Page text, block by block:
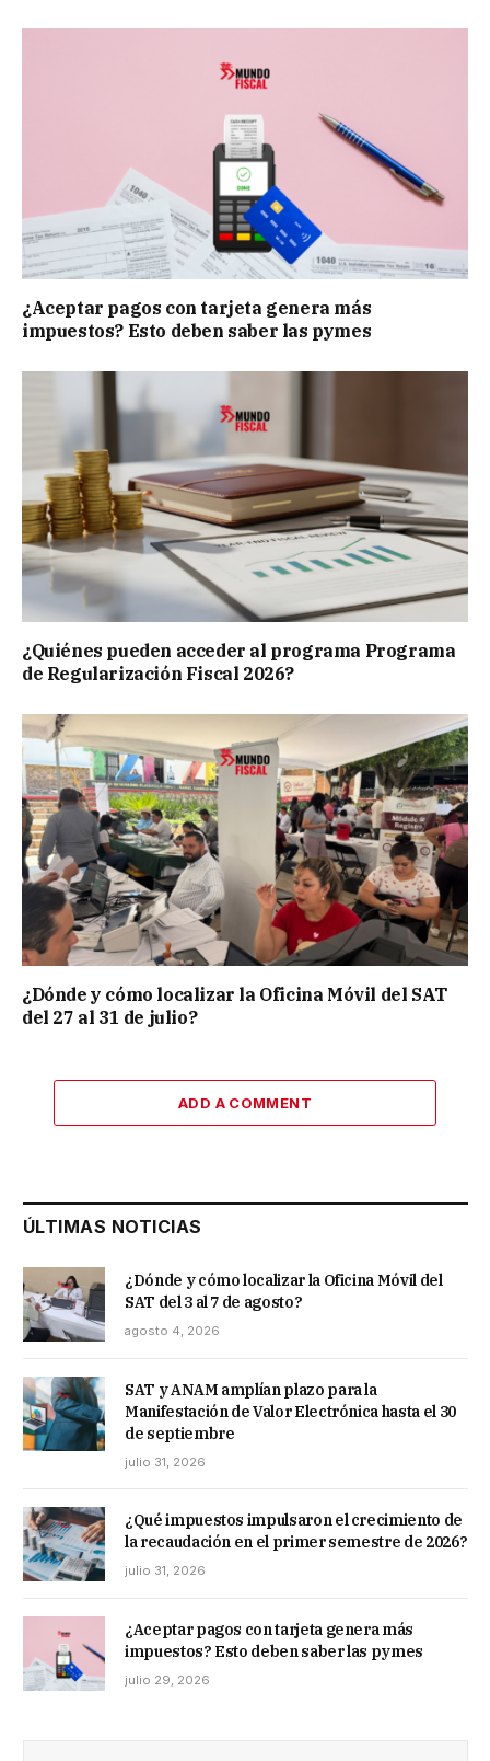
¿Aceptar pagos con tarjeta genera más
impuestos? Esto deben saber las pymes
¿Quiénes pueden acceder al programa Programa
de Regularización Fiscal 2026?
¿Dónde y cómo localizar la Oficina Móvil del SAT
del 27 al 31 de julio?
ADD A COMMENT
ÚLTIMAS NOTICIAS
¿Dónde y cómo localizar la Oficina Móvil del
SAT del 3 al 7 de agosto?
agosto 4, 2026
SAT y ANAM amplían plazo para la
Manifestación de Valor Electrónica hasta el 30
de septiembre
julio 31, 2026
¿Qué impuestos impulsaron el crecimiento de
la recaudación en el primer semestre de 2026?
julio 31, 2026
¿Aceptar pagos con tarjeta genera más
impuestos? Esto deben saber las pymes
julio 29, 2026